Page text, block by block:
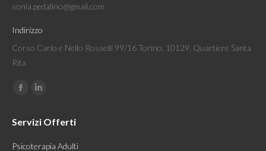
sonia.pedalino@gmail.com
Indirizzo
Corso Carlo e Nello Rosselli 99/16 Torino, 10129, Quartiere Santa
Rita
Find us on:
Facebook
opensopens
Servizi Offerti
Psicoterapia Adulti